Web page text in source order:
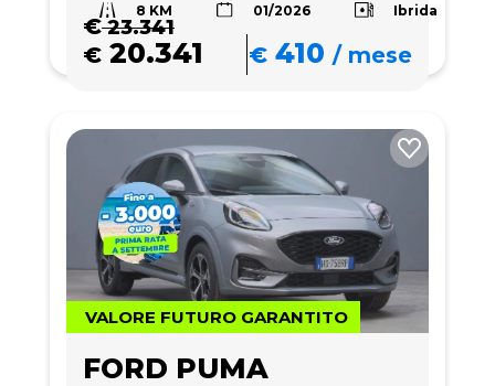
8 KM 01/2026 Ibrida
€23.341
€ 20.341 € 410 /mese
VALORE FUTURO GARANTITO
FORD PUMA